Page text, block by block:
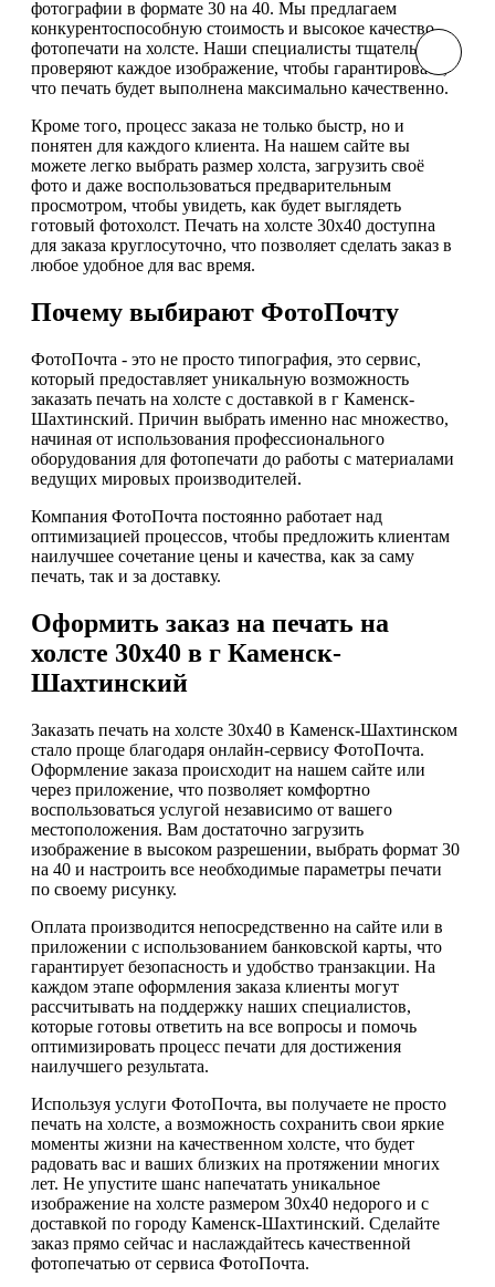
фотографии в формате 30 на 40. Мы предлагаем
конкурентоспособную стоимость и высокое качество
фотопечати на холсте. Наши специалисты тщательно
проверяют каждое изображение, чтобы гарантировать,
что печать будет выполнена максимально качественно.
Кроме того, процесс заказа не только быстр, но и
понятен для каждого клиента. На нашем сайте вы
можете легко выбрать размер холста, загрузить своё
фото и даже воспользоваться предварительным
просмотром, чтобы увидеть, как будет выглядеть
готовый фотохолст. Печать на холсте 30х40 доступна
для заказа круглосуточно, что позволяет сделать заказ в
любое удобное для вас время.
Почему выбирают ФотоПочту
ФотоПочта - это не просто типография, это сервис,
который предоставляет уникальную возможность
заказать печать на холсте с доставкой в г Каменск-
Шахтинский. Причин выбрать именно нас множество,
начиная от использования профессионального
оборудования для фотопечати до работы с материалами
ведущих мировых производителей.
Компания ФотоПочта постоянно работает над
оптимизацией процессов, чтобы предложить клиентам
наилучшее сочетание цены и качества, как за саму
печать, так и за доставку.
Оформить заказ на печать на
холсте 30х40 в г Каменск-
Шахтинский
Заказать печать на холсте 30х40 в Каменск-Шахтинском
стало проще благодаря онлайн-сервису ФотоПочта.
Оформление заказа происходит на нашем сайте или
через приложение, что позволяет комфортно
воспользоваться услугой независимо от вашего
местоположения. Вам достаточно загрузить
изображение в высоком разрешении, выбрать формат 30
на 40 и настроить все необходимые параметры печати
по своему рисунку.
Оплата производится непосредственно на сайте или в
приложении с использованием банковской карты, что
гарантирует безопасность и удобство транзакции. На
каждом этапе оформления заказа клиенты могут
рассчитывать на поддержку наших специалистов,
которые готовы ответить на все вопросы и помочь
оптимизировать процесс печати для достижения
наилучшего результата.
Используя услуги ФотоПочта, вы получаете не просто
печать на холсте, а возможность сохранить свои яркие
моменты жизни на качественном холсте, что будет
радовать вас и ваших близких на протяжении многих
лет. Не упустите шанс напечатать уникальное
изображение на холсте размером 30х40 недорого и с
доставкой по городу Каменск-Шахтинский. Сделайте
заказ прямо сейчас и наслаждайтесь качественной
фотопечатью от сервиса ФотоПочта.